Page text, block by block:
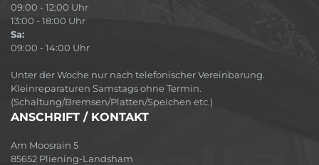
09:00 - 12:00 Uhr
13:00 - 18:00 Uhr
Sa:
09:00 - 14:00 Uhr
Unter der Woche nur nach telefonischer Vereinbarung.
Kleinreparaturen Samstags ohne Termin.
(Schaltung/Bremsen/Platten/Speichen etc.)
ANSCHRIFT / KONTAKT
Am Moosrain 5
85652 Pliening-Landsham